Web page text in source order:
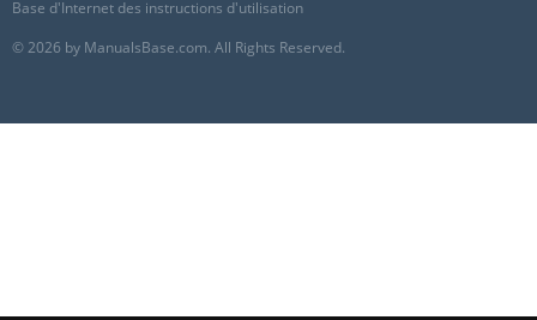
Base d'Internet des instructions d'utilisation
© 2026 by ManualsBase.com. All Rights Reserved.